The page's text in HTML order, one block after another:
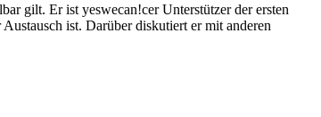
gilt. Er ist yeswecan!cer Unterstützer der ersten
ist. Darüber diskutiert er mit anderen